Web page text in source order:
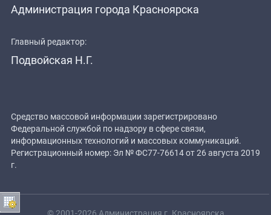
Администрация города Красноярска
Главный редактор:
Подвойская Н.Г.
Средство массовой информации зарегистрировано
Федеральной службой по надзору в сфере связи,
информационных технологий и массовых коммуникаций.
Регистрационный номер: Эл № ФС77-76614 от 26 августа 2019
г.
© 2001-2026 Администрация г. Красноярска